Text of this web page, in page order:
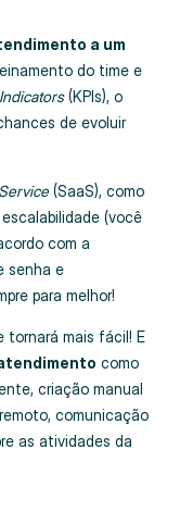
a um
do time e
(KPIs), o
de evoluir
(SaaS), como
(você
com a
senha e
para melhor!
tornará mais fácil! E
como
criação manual
comunicação
as atividades da